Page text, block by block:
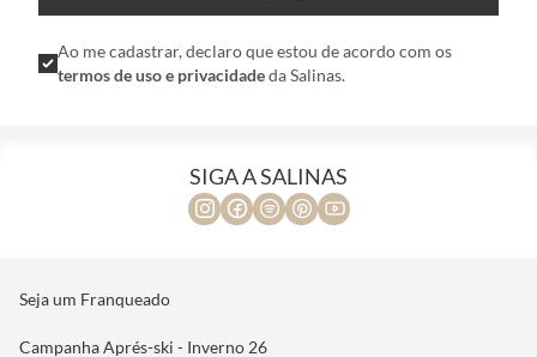
Ao me cadastrar, declaro que estou de acordo com os
termos de uso e privacidadeda Salinas.
SIGA A SALINAS
Seja um Franqueado
Campanha Aprés-ski - Inverno 26